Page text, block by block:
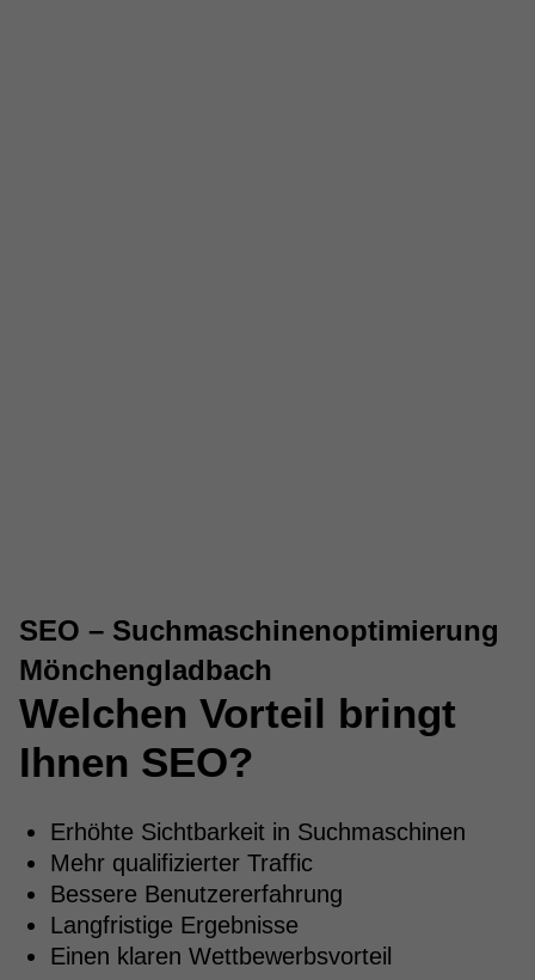
SEO – Suchmaschinenoptimierung
Mönchengladbach
Welchen Vorteil bringt
Ihnen SEO?
Erhöhte Sichtbarkeit in Suchmaschinen
Mehr qualifizierter Traffic
Bessere Benutzererfahrung
Langfristige Ergebnisse
Einen klaren Wettbewerbsvorteil